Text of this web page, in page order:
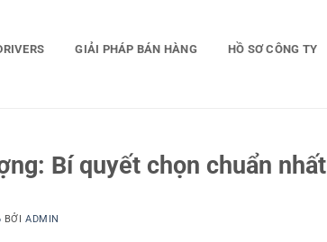
GIẢI PHÁP BÁN HÀNG HỒ SƠ CÔNG TY
Bí quyết chọn chuẩn nhất
BỞI ADMIN